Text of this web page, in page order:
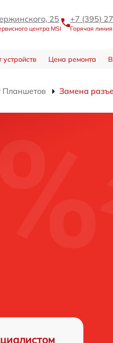
25
центра MSI
+7 (395)
Горячая линия
устройств Цена ремонта
Планшетов Замена